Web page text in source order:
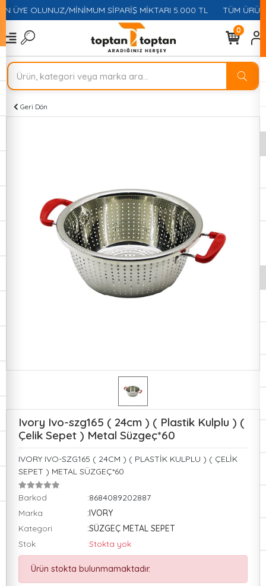
ÜYE OLUNUZ/MİNİMUM SİPARİŞ MİKTARI 5.000 TL TÜM
0
Geri Dön
Ivory Ivo-szg165 ( 24cm ) ( Plastik Kulplu ) (
Çelik Sepet ) Metal Süzgeç*60
IVORY IVO-SZG165 ( 24CM ) ( PLASTİK KULPLU ) ( ÇELİK
SEPET ) METAL SÜZGEÇ*60
Barkod
:8684089202887
Marka
:IVORY
Kategori
:SÜZGEÇ METAL SEPET
Stok
:Stokta yok
Ürün stokta bulunmamaktadır.